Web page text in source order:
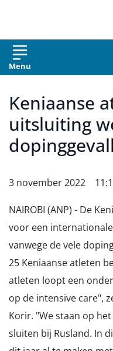
Menu
Keniaanse
uitsluiting
3 november 2022
NAIROBI (ANP) - De
voor een
vanwege de vele
25 Keniaanse atleten
atleten loopt een
op de intensive care",
Korir. "We staan op
sluiten bij Rusland. In